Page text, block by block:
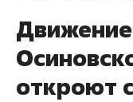
откроют